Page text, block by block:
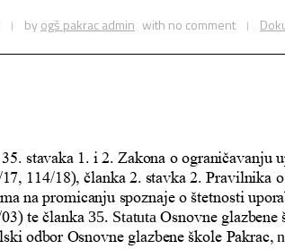
by ogš pakrac admin with no comment